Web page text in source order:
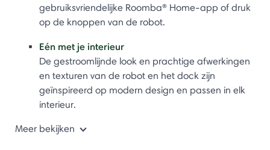
gebruiksvriendelijke Roomba® Home-app of druk
op de knoppen van de robot.
Eén met je interieur
De gestroomlijnde look en prachtige afwerkingen
en texturen van de robot en het dock zijn
geïnspireerd op modern design en passen in elk
interieur.
Meer bekijken